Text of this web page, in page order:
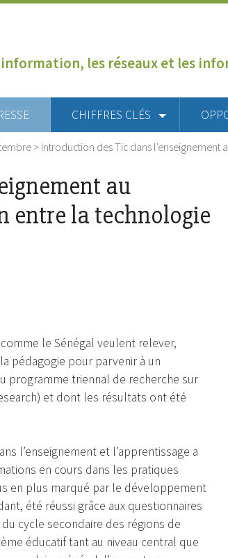
les réseaux et les
CHIFFRES CLÉS
> Introduction des Tic dans
au
entre la technologie
le Sénégal veulent relever,
pédagogie pour parvenir à un
programme triennal de recherche sur
et dont les résultats ont été
l’enseignement et l’apprentissage a
en cours dans les pratiques
en plus marqué par le développement
été réussi grâce aux questionnaires
cycle secondaire des régions de
éducatif tant au niveau central que